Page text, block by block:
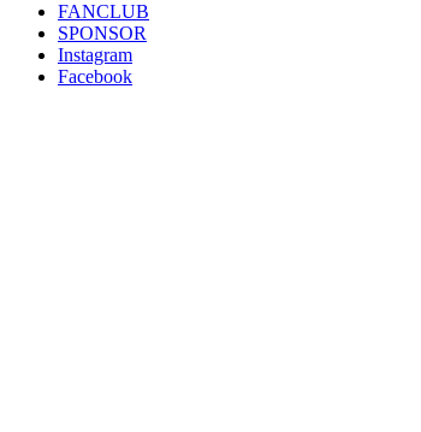
FANCLUB
SPONSOR
Instagram
Facebook